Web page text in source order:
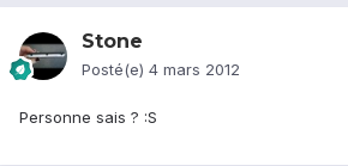
Stone
Posté(e) 4 mars 2012
Personne sais ? :S